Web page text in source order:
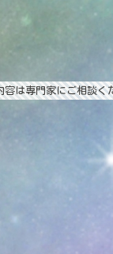
は専門家にご相談く